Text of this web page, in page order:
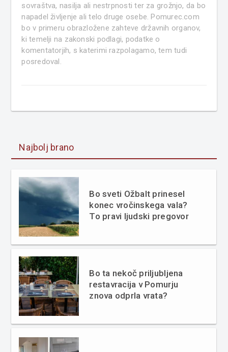
sovraštva, nasilja ali nestrpnosti ter za grožnjo, da bo
napadel življenje ali telo druge osebe. Pomurec.com
bo v primeru obrazložene zahteve državnih organov,
ki temelji na zakonski podlagi, podatke o
komentatorjih, s katerimi razpolagamo, tem tudi
posredoval.
Najbolj brano
Bo sveti Ožbalt prinesel
konec vročinskega vala?
To pravi ljudski pregovor
Bo ta nekoč priljubljena
restavracija v Pomurju
znova odprla vrata?